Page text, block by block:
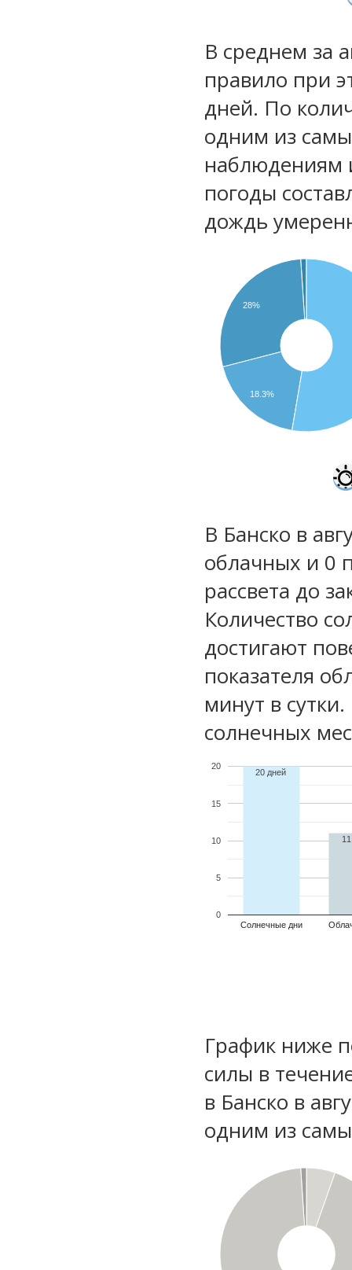
В среднем за
правило при
дней. По
одним из
наблюдениям
погоды
дождь
28%
18.3%
В Банско в
облачных и 0
рассвета до
Количество
достигают
показателя
минут в
солнечных
Солнечные дни
0
5
10
15
20
20 дней
График ниже
силы в
в Банско в
одним из